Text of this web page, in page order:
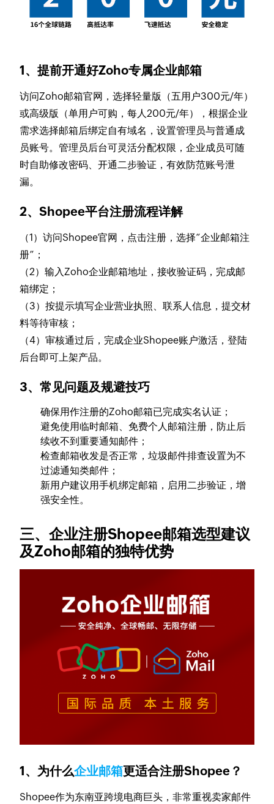
1、提前开通好Zoho专属企业邮箱
访问Zoho邮箱官网，选择轻量版（五用户300元/年）
或高级版（单用户可购，每人200元/年），根据企业
需求选择邮箱后绑定自有域名，设置管理员与普通成
员账号。管理员后台可灵活分配权限，企业成员可随
时自助修改密码、开通二步验证，有效防范账号泄
漏。
2、Shopee平台注册流程详解
（1）访问Shopee官网，点击注册，选择“企业邮箱注
册”；
（2）输入Zoho企业邮箱地址，接收验证码，完成邮
箱绑定；
（3）按提示填写企业营业执照、联系人信息，提交材
料等待审核；
（4）审核通过后，完成企业Shopee账户激活，登陆
后台即可上架产品。
3、常见问题及规避技巧
确保用作注册的Zoho邮箱已完成实名认证；
避免使用临时邮箱、免费个人邮箱注册，防止后
续收不到重要通知邮件；
检查邮箱收发是否正常，垃圾邮件排查设置为不
过滤通知类邮件；
新用户建议用手机绑定邮箱，启用二步验证，增
强安全性。
三、企业注册Shopee邮箱选型建议
及Zoho邮箱的独特优势
1、为什么企业邮箱更适合注册Shopee？
Shopee作为东南亚跨境电商巨头，非常重视卖家邮件